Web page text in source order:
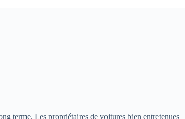
terme. Les propriétaires de voitures bien entretenues